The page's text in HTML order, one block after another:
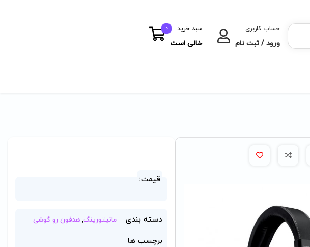
حساب کاربری
ورود / ثبت نام
سبد خرید
خالی است
0
قیمت:
دسته بندی مانیتورینگ,هدفون رو گوشی
برچسب ها